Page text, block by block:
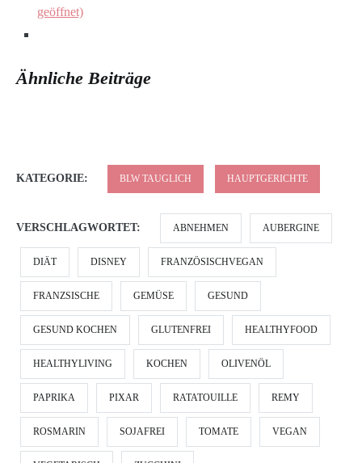
geöffnet)
Ähnliche Beiträge
KATEGORIE: BLW TAUGLICH HAUPTGERICHTE
VERSCHLAGWORTET: ABNEHMEN AUBERGINE
DIÄT DISNEY FRANZÖSISCHVEGAN
FRANZSISCHE GEMÜSE GESUND
GESUND KOCHEN GLUTENFREI HEALTHYFOOD
HEALTHYLIVING KOCHEN OLIVENÖL
PAPRIKA PIXAR RATATOUILLE REMY
ROSMARIN SOJAFREI TOMATE VEGAN